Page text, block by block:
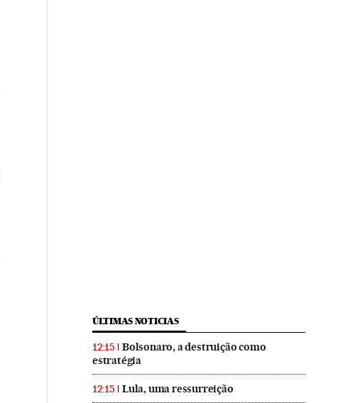
ÚLTIMAS NOTICIAS
12:15
Bolsonaro, a destruição como
estratégia
12:15 Lula, uma ressurreição